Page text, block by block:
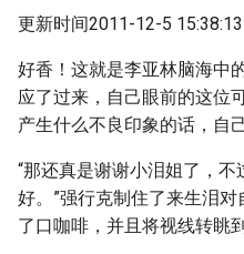
更新时间2011-12-5
好香！这就是李亚林脑海中
应了过来，自己眼前的这位
产生什么不良印象的话，自
“那还真是谢谢小泪姐了，
好。”强行克制住了来生泪
了口咖啡，并且将视线转眺